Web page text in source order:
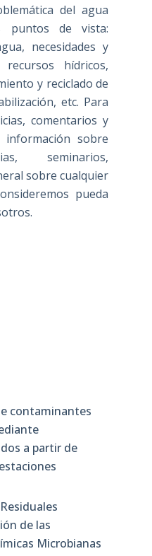
del agua
puntos de vista:
necesidades y
hídricos,
y reciclado de
etc. Para
comentarios y
información sobre
seminarios,
sobre cualquier
pueda
contaminantes
a partir de
de las
Microbianas